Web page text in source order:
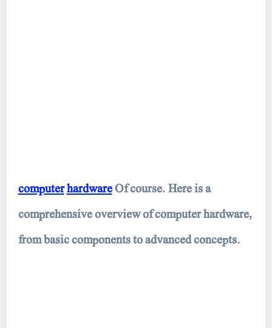
computerhardwareOf course. Here is a
comprehensive overview of computer hardware,
from basic components to advanced concepts.